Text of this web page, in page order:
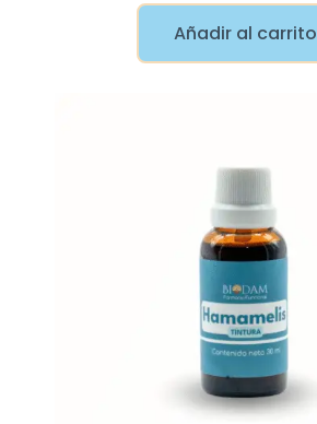
Añadir al carrito